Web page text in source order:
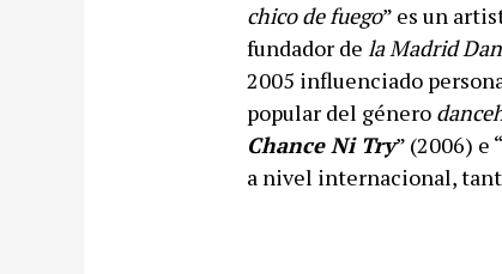
chico de fuego” es un
fundador de la Madrid
2005 influenciado
popular del género
Chance Ni Try” (2006) e “
a nivel internacional,